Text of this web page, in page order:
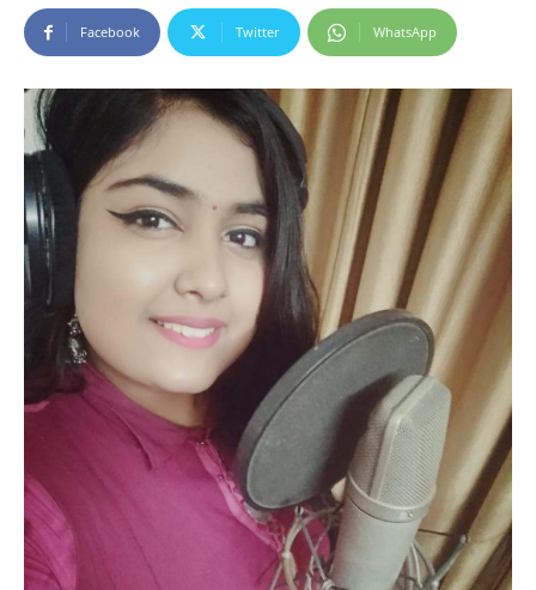
Facebook Twitter WhatsApp